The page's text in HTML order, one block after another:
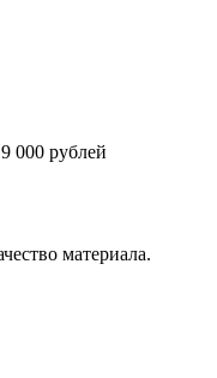
000 рублей
материала.